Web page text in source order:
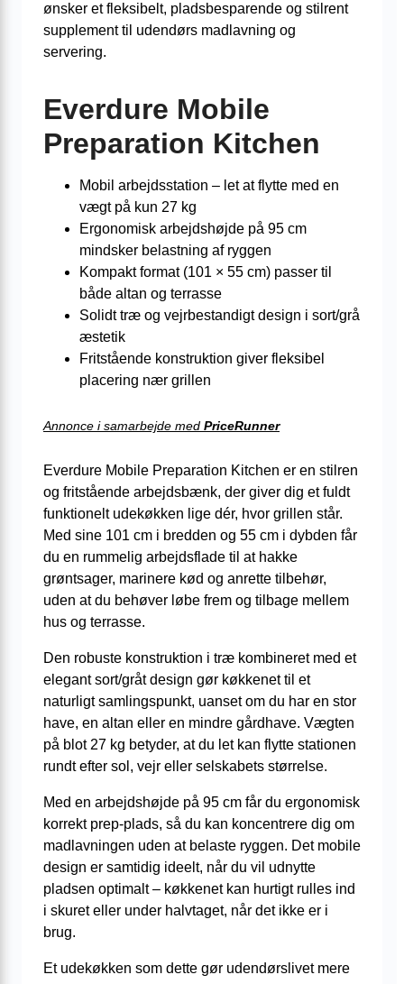
ønsker et fleksibelt, pladsbesparende og stilrent
supplement til udendørs madlavning og
servering.
Everdure Mobile
Preparation Kitchen
Mobil arbejdsstation – let at flytte med en
vægt på kun 27 kg
Ergonomisk arbejdshøjde på 95 cm
mindsker belastning af ryggen
Kompakt format (101 × 55 cm) passer til
både altan og terrasse
Solidt træ og vejrbestandigt design i sort/grå
æstetik
Fritstående konstruktion giver fleksibel
placering nær grillen
Annonce i samarbejde med PriceRunner
Everdure Mobile Preparation Kitchen er en stilren
og fritstående arbejdsbænk, der giver dig et fuldt
funktionelt udekøkken lige dér, hvor grillen står.
Med sine 101 cm i bredden og 55 cm i dybden får
du en rummelig arbejdsflade til at hakke
grøntsager, marinere kød og anrette tilbehør,
uden at du behøver løbe frem og tilbage mellem
hus og terrasse.
Den robuste konstruktion i træ kombineret med et
elegant sort/gråt design gør køkkenet til et
naturligt samlingspunkt, uanset om du har en stor
have, en altan eller en mindre gårdhave. Vægten
på blot 27 kg betyder, at du let kan flytte stationen
rundt efter sol, vejr eller selskabets størrelse.
Med en arbejdshøjde på 95 cm får du ergonomisk
korrekt prep-plads, så du kan koncentrere dig om
madlavningen uden at belaste ryggen. Det mobile
design er samtidig ideelt, når du vil udnytte
pladsen optimalt – køkkenet kan hurtigt rulles ind
i skuret eller under halvtaget, når det ikke er i
brug.
Et udekøkken som dette gør udendørslivet mere